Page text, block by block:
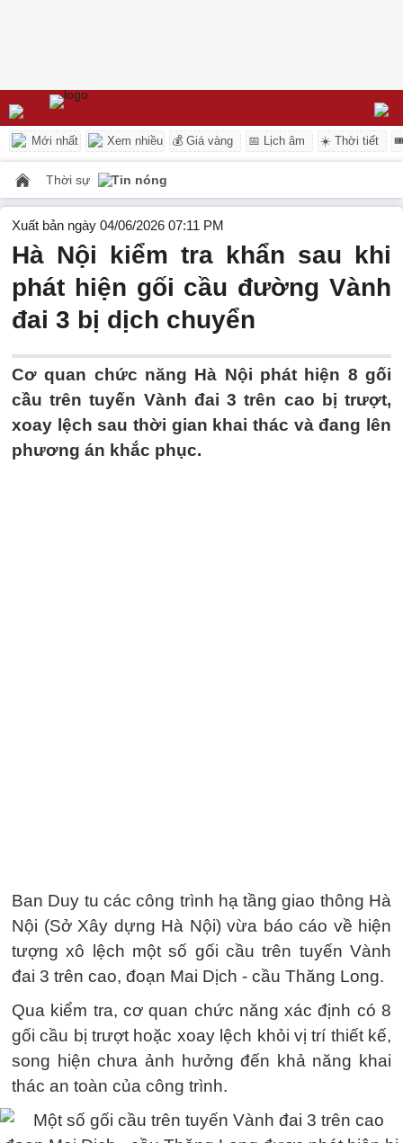
Mới nhất Xem nhiều 💰 Giá vàng 📅 Lịch âm ☀️ Thời tiết
Thời sự Tin nóng
Xuất bản ngày 04/06/2026 07:11 PM
Hà Nội kiểm tra khẩn sau khi
phát hiện gối cầu đường Vành
đai 3 bị dịch chuyển
Cơ quan chức năng Hà Nội phát hiện 8 gối
cầu trên tuyến Vành đai 3 trên cao bị trượt,
xoay lệch sau thời gian khai thác và đang lên
phương án khắc phục.
Ban Duy tu các công trình hạ tầng giao thông Hà
Nội (Sở Xây dựng Hà Nội) vừa báo cáo về hiện
tượng xô lệch một số gối cầu trên tuyến Vành
đai 3 trên cao, đoạn Mai Dịch - cầu Thăng Long.
Qua kiểm tra, cơ quan chức năng xác định có 8
gối cầu bị trượt hoặc xoay lệch khỏi vị trí thiết kế,
song hiện chưa ảnh hưởng đến khả năng khai
thác an toàn của công trình.